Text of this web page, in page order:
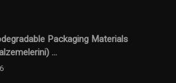
Packaging Materials
...